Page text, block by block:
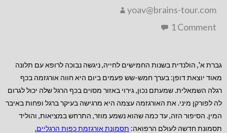
yoav@brains-tour.com
1 Comment
גברת א', הולנדית בשנות החמישים לחייה, ניגשה נבוכה לרופא עם תלונה
מאוד יוצאת דופן: בערך חמש-שש פעמים ביום היא חווה אורגזמה בכף
רגלה השמאלית. שמעתם נכון, גירוי באזור מסוים בכף הרגל שלה יכול לגרום
לה לפורקן מיני. את האורגזמה עצמה היא מרגישה בעיקר ברגל ופחות באיבר
המין. הסיפור הזה, עד כמה שהוא נשמע מוזר, התרחש במציאות, והוליד
תסמונת חדשה לעולם הרפואה: תסמונת אורגזמת כפות הרגליים.